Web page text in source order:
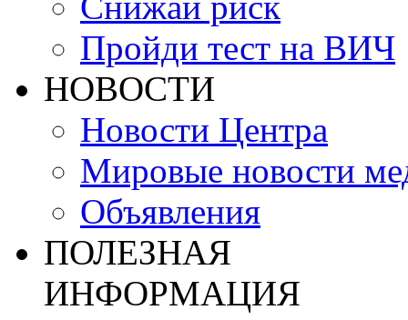
Пройди тест на ВИЧ
НОВОСТИ
Новости Центра
Мировые новости
Объявления
ПОЛЕЗНАЯ
ИНФОРМАЦИЯ